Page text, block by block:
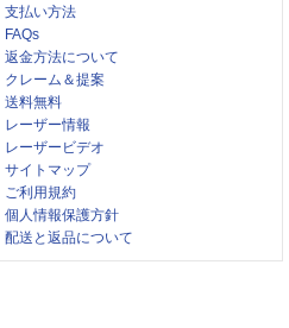
支払い方法
FAQs
返金方法について
クレーム＆提案
送料無料
レーザー情報
レーザービデオ
サイトマップ
ご利用規約
個人情報保護方針
配送と返品について